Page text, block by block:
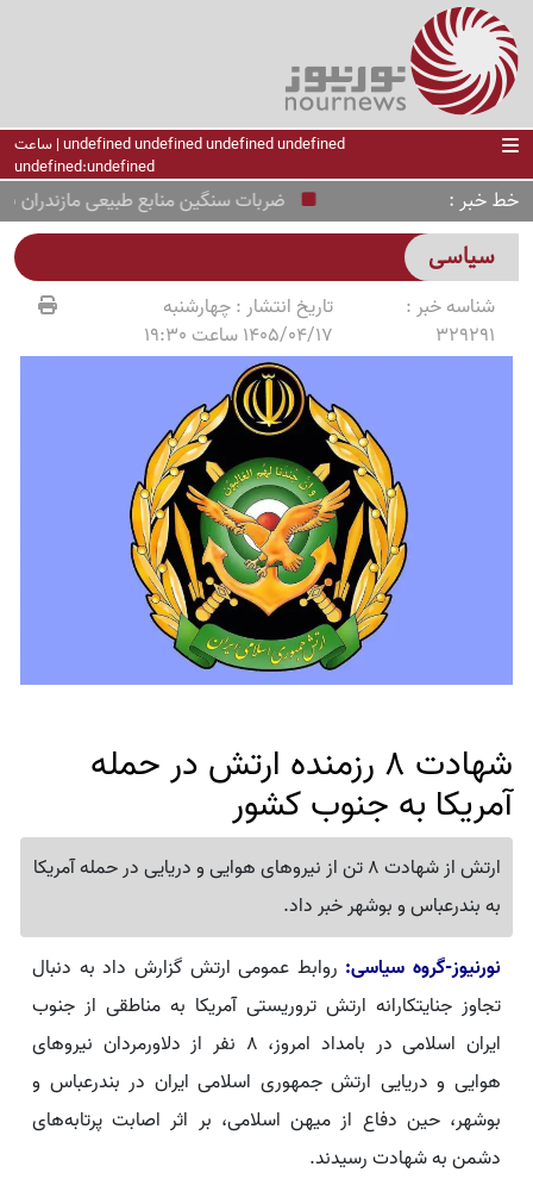
undefined undefined undefined undefined | ساعت
undefined:undefined
خط خبر ضربات سنگین منابع طبیعی مازندران به
سیاسی
شناسه خبر :
329291
تاریخ انتشار :چهارشنبه
1405/04/17 ساعت 19:30
شهادت 8 رزمنده ارتش در حمله
آمریکا به جنوب کشور
ارتش از شهادت 8 تن از نیروهای هوایی و دریایی در حمله آمریکا
به بندرعباس و بوشهر خبر داد.
نورنیوز-گروه سیاسی: روابط عمومی ارتش گزارش داد به دنبال
تجاوز جنایتکارانه ارتش تروریستی آمریکا به مناطقی از جنوب
ایران اسلامی در بامداد امروز، 8 نفر از دلاورمردان نیروهای
هوایی و دریایی ارتش جمهوری اسلامی ایران در بندرعباس و
بوشهر، حین دفاع از میهن اسلامی، بر اثر اصابت پرتابه‌های
دشمن به شهادت رسیدند.